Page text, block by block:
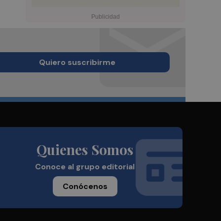
Quiero suscribirme
Quienes Somos
Conoce al grupo editorial
Conócenos